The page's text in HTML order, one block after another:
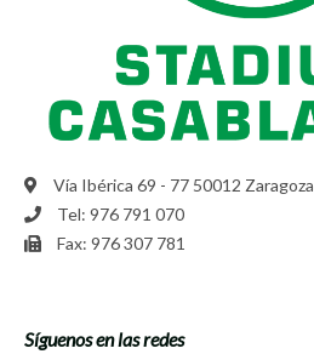
Vía Ibérica 69 - 77 50012 Zaragoza
Tel: 976 791 070
Fax: 976 307 781
Síguenos en las redes